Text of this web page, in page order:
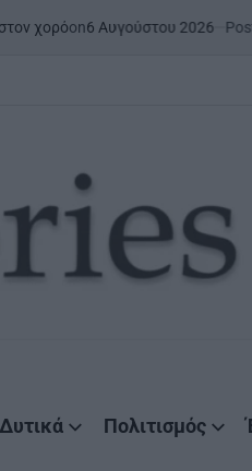
2026 Posted by
Δυτικά Πολιτισμός